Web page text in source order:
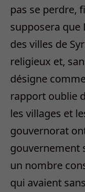
pas se perdre,
supposera que
des villes de
religieux et,
désigne
rapport oublie
les villages et
gouvernorat
gouvernement
un nombre
qui avaient